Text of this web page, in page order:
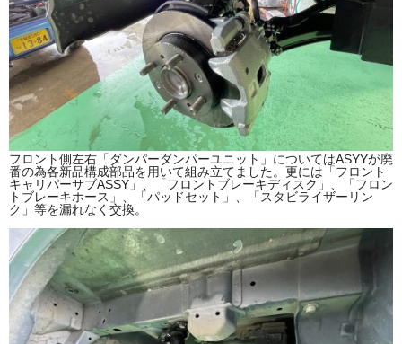
フロント側左右「ダンパーダンパーユニット」についてはASYYが廃
番の為各新品構成部品を用いて組み立てました。更には「フロント
キャリパーサブASSY」、「フロントブレーキディスク」、「フロン
トブレーキホース」、「パッドセット」、「スタビライザーリン
ク」等を漏れなく交換。